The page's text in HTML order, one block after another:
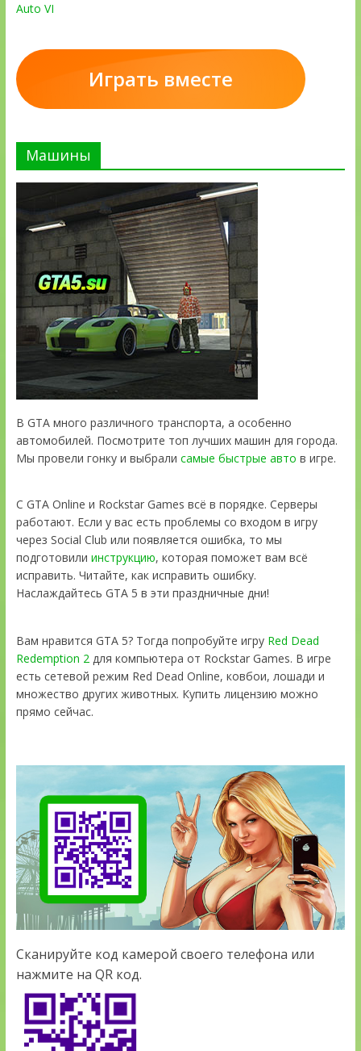
Auto VI
Играть вместе
Машины
В GTA много различного транспорта, а особенно
автомобилей. Посмотрите топ лучших машин для города.
Мы провели гонку и выбрали самые быстрые авто в игре.
С GTA Online и Rockstar Games всё в порядке. Серверы
работают. Если у вас есть проблемы со входом в игру
через Social Club или появляется ошибка, то мы
подготовили инструкцию, которая поможет вам всё
исправить. Читайте, как исправить ошибку.
Наслаждайтесь GTA 5 в эти праздничные дни!
Вам нравится GTA 5? Тогда попробуйте игру Red Dead
Redemption 2для компьютера от Rockstar Games. В игре
есть сетевой режим Red Dead Online, ковбои, лошади и
множество других животных. Купить лицензию можно
прямо сейчас.
Сканируйте код камерой своего телефона или
нажмите на QR код.